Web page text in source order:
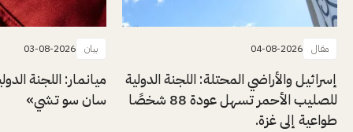
مقال 04-08-2026
إسرائيل والأراضي المحتلة: اللجنة الدولية
للصليب الأحمر تسهل عودة 88 شخصًا
طواعية إلى غزة.
بيان 03-08-2026
ميانمار: اللجنة
سان سو تشي»